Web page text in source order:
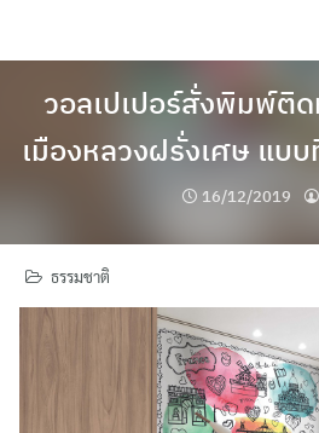
วอลเปเปอร์สั่งพิมพ์ติ
เมืองหลวงฝรั่งเศษ แบ
16/12/2019
ธรรมชาติ